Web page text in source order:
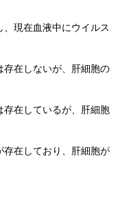
現在血液中にウイルス
存在しないが、肝細胞の
存在しているが、肝細胞
存在しており、肝細胞が